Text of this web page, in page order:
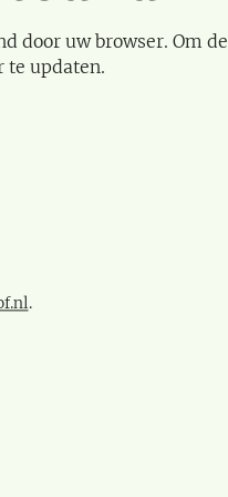
door uw browser. Om de
te updaten.
.